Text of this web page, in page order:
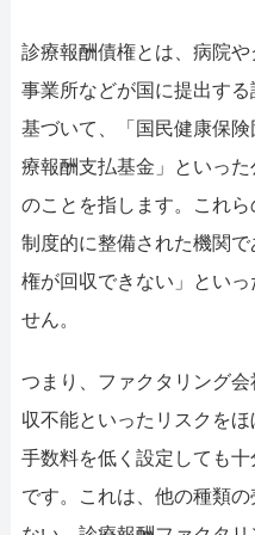
診療報酬債権とは、病院
事業所などが国に提出す
基づいて、「国民健康保
療報酬支払基金」といっ
のことを指します。これ
制度的に整備された機関
権が回収できない」とい
せん。
つまり、ファクタリング
収不能といったリスクをほ
手数料を低く設定しても
です。これは、他の種類